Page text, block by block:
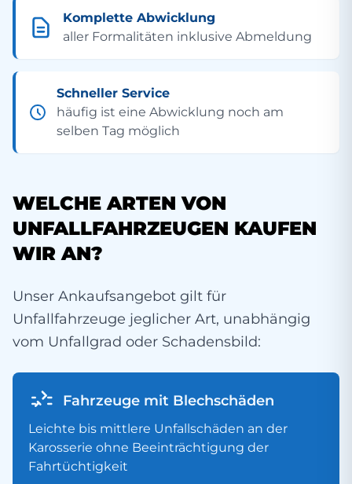
Komplette Abwicklung
aller Formalitäten inklusive Abmeldung
Schneller Service
häufig ist eine Abwicklung noch am
selben Tag möglich
WELCHE ARTEN VON
UNFALLFAHRZEUGEN KAUFEN
WIR AN?
Unser Ankaufsangebot gilt für
Unfallfahrzeuge jeglicher Art, unabhängig
vom Unfallgrad oder Schadensbild:
Fahrzeuge mit Blechschäden
Leichte bis mittlere Unfallschäden an der
Karosserie ohne Beeinträchtigung der
Fahrtüchtigkeit